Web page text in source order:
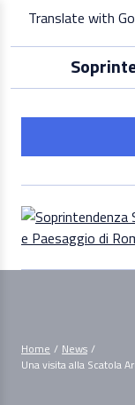
content
Translate with
Home / News /
Una visita alla Scatola